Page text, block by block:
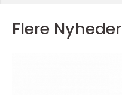
Flere Nyheder